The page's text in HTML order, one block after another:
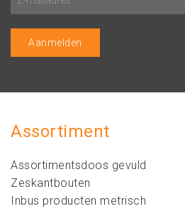
Assortiment
Assortimentsdoos gevuld
Zeskantbouten
Inbus producten metrisch